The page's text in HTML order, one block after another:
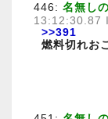
446: 名無し
13:12:30.87
>>391
燃料切れお